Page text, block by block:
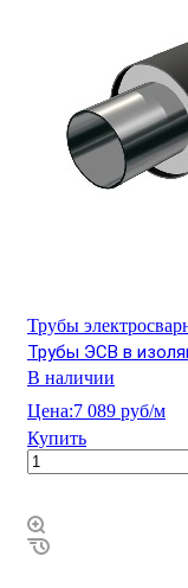
Трубы
Трубы ЭСВ в
В наличии
Цена:7 089 руб/м
Купить